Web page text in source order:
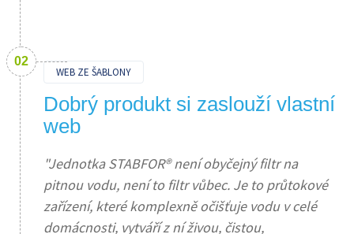
WEB ZE ŠABLONY
Dobrý produkt si zaslouží vlastní
web
"Jednotka STABFOR® není obyčejný filtr na
pitnou vodu, není to filtr vůbec. Je to průtokové
zařízení, které komplexně očišťuje vodu v celé
domácnosti, vytváří z ní živou, čistou,